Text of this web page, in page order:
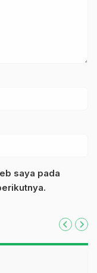
saya pada